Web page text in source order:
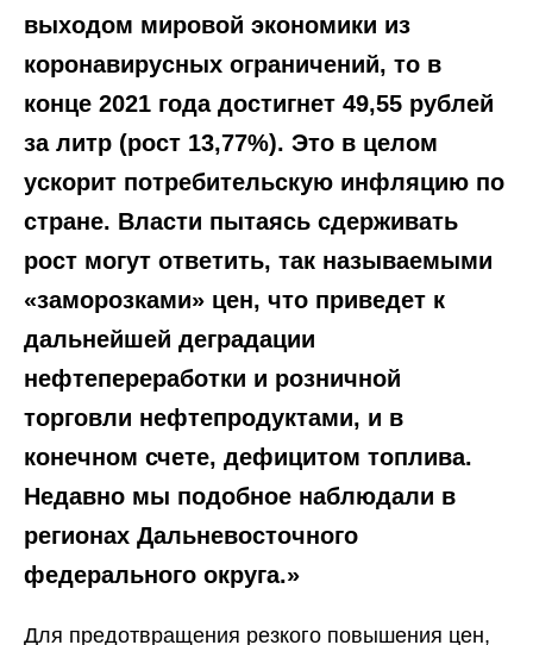
выходом мировой экономики из
коронавирусных ограничений, то в
конце 2021 года достигнет 49,55 рублей
за литр (рост 13,77%). Это в целом
ускорит потребительскую инфляцию по
стране. Власти пытаясь сдерживать
рост могут ответить, так называемыми
«заморозками» цен, что приведет к
дальнейшей деградации
нефтепереработки и розничной
торговли нефтепродуктами, и в
конечном счете, дефицитом топлива.
Недавно мы подобное наблюдали в
регионах Дальневосточного
федерального округа.»
Для предотвращения резкого повышения цен,